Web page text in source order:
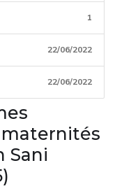
1
22/06/2022
22/06/2022
Sani